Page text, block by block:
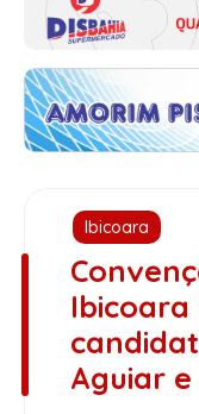
Ibicoara
Aguiar